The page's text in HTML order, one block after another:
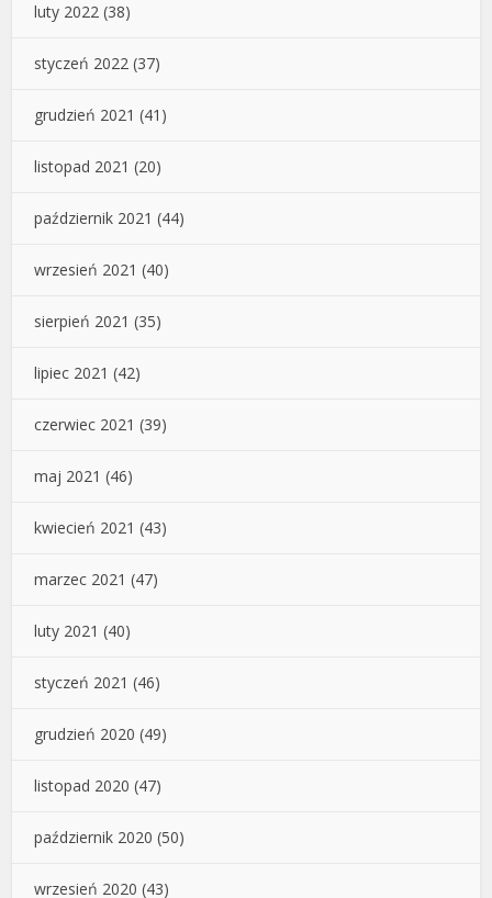
luty 2022 (38)
styczeń 2022 (37)
grudzień 2021 (41)
listopad 2021 (20)
październik 2021 (44)
wrzesień 2021 (40)
sierpień 2021 (35)
lipiec 2021 (42)
czerwiec 2021 (39)
maj 2021 (46)
kwiecień 2021 (43)
marzec 2021 (47)
luty 2021 (40)
styczeń 2021 (46)
grudzień 2020 (49)
listopad 2020 (47)
październik 2020 (50)
wrzesień 2020 (43)